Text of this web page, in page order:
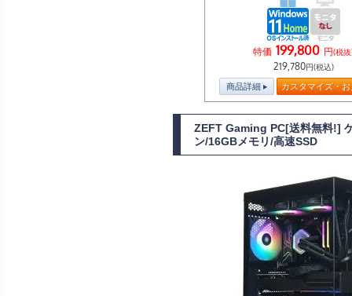
特価 199,800 円(税抜
219,780円(税込)
商品詳細 カスタマイズ・
ZEFT Gaming PC[送料無料!]
ン/16GBメモリ/高速SSD